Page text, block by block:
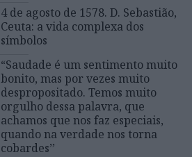
4 de agosto de 1578. D. Sebastião,
Ceuta: a vida complexa dos
símbolos
“Saudade é um sentimento muito
bonito, mas por vezes muito
despropositado. Temos muito
orgulho dessa palavra, que
achamos que nos faz especiais,
quando na verdade nos torna
cobardes’’